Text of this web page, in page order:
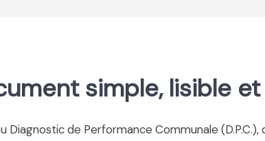
simple, lisible
Diagnostic de Performance Communale (D.P.C.),